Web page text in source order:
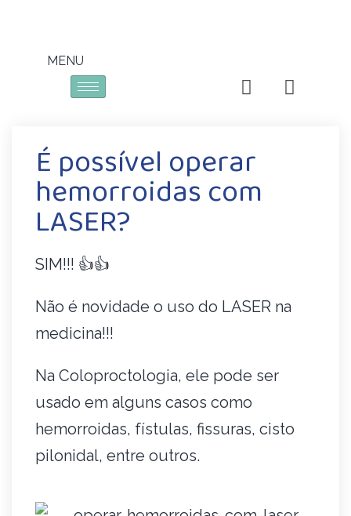
MENU
É possível operar
hemorroidas com
LASER?
SIM!!! 👍👍
Não é novidade o uso do LASER na
medicina!!!
Na Coloproctologia, ele pode ser
usado em alguns casos como
hemorroidas, fístulas, fissuras, cisto
pilonidal, entre outros.